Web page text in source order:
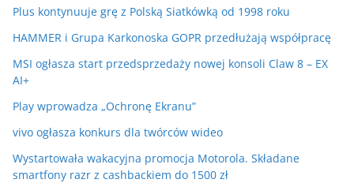
Plus kontynuuje grę z Polską Siatkówką od 1998 roku
HAMMER i Grupa Karkonoska GOPR przedłużają współpracę
MSI ogłasza start przedsprzedaży nowej konsoli Claw 8 – EX
AI+
Play wprowadza „Ochronę Ekranu”
vivo ogłasza konkurs dla twórców wideo
Wystartowała wakacyjna promocja Motorola. Składane
smartfony razr z cashbackiem do 1500 zł